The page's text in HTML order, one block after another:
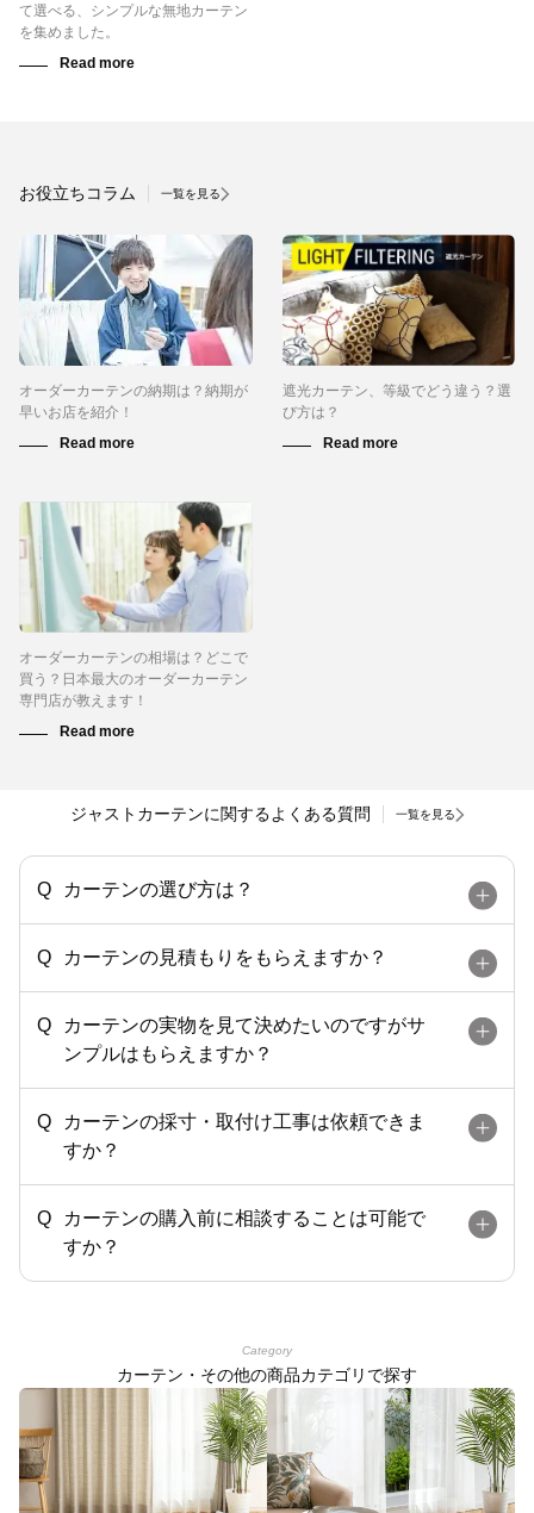
て選べる、シンプルな無地カーテン
を集めました。
お役立ちコラム 一覧を見る
オーダーカーテンの納期は？納期が
早いお店を紹介！
遮光カーテン、等級でどう違う？選
び方は？
オーダーカーテンの相場は？どこで
買う？日本最大のオーダーカーテン
専門店が教えます！
ジャストカーテンに関するよくある質問 一覧を見る
カーテンの選び方は？
カーテンの見積もりをもらえますか？
カーテンの実物を見て決めたいのですがサ
ンプルはもらえますか？
カーテンの採寸・取付け工事は依頼できま
すか？
カーテンの購入前に相談することは可能で
すか？
Category
カーテン・その他の商品カテゴリで探す